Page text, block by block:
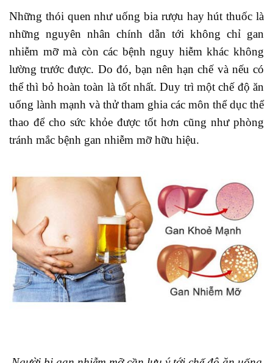
Những thói quen như uống bia rượu hay hút thuốc là
những nguyên nhân chính dẫn tới không chỉ gan
nhiễm mỡ mà còn các bệnh nguy hiễm khác không
lường trước được. Do đó, bạn nên hạn chế và nếu có
thể thì bỏ hoàn toàn là tốt nhất. Duy trì một chế độ ăn
uống lành mạnh và thử tham ghia các môn thể dục thể
thao để cho sức khỏe được tốt hơn cũng như phòng
tránh mắc bệnh gan nhiễm mỡ hữu hiệu.